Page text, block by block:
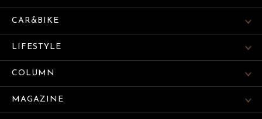
CAR&BIKE
LIFESTYLE
COLUMN
MAGAZINE